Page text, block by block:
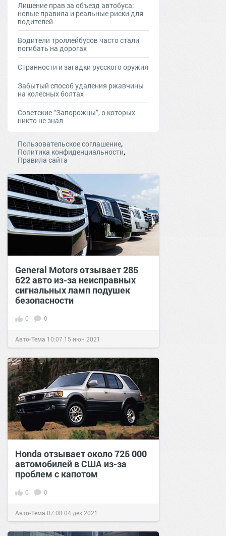
Лишение прав за объезд автобуса:
новые правила и реальные риски для
водителей
Водители троллейбусов часто стали
погибать на дорогах
Странности и загадки русского оружия
Забытый способ удаления ржавчины
на колесных болтах
Советские “Запорожцы”, о которых
никто не знал
Пользовательское соглашение,
Политика конфиденциальности,
Правила сайта
General Motors отзывает 285
622 авто из-за неисправных
сигнальных ламп подушек
безопасности
0 0
Авто-Тема 10:07 15 июн 2021
Honda отзывает около 725 000
автомобилей в США из-за
проблем с капотом
0 0
Авто-Тема 07:08 04 дек 2021